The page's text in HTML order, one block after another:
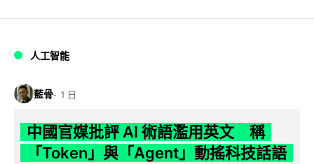
人工智能
藍骨 1 日
中國官媒批評 AI 術語濫用英文 稱
「Token」與「Agent」動搖科技話語